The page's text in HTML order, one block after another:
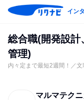
イン
総合職(開発設計
管理)
内々定まで最短2週間！／
マルマテク